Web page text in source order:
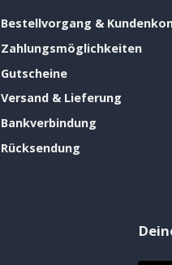
Bestellvorgang &
Zahlungsmöglichkeiten
Gutscheine
Versand & Lieferung
Bankverbindung
Rücksendung